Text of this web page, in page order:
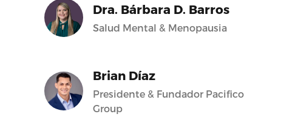
Dra. Bárbara D. Barros
Salud Mental & Menopausia
Brian Díaz
Presidente & Fundador Pacifico
Group